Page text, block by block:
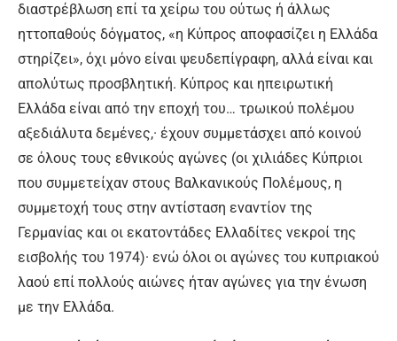
διαστρέβλωση επί τα χείρω του ούτως ή άλλως
ηττοπαθούς δόγματος, «η Κύπρος αποφασίζει η Ελλάδα
στηρίζει», όχι μόνο είναι ψευδεπίγραφη, αλλά είναι και
απολύτως προσβλητική. Κύπρος και ηπειρωτική
Ελλάδα είναι από την εποχή του… τρωικού πολέμου
αξεδιάλυτα δεμένες,· έχουν συμμετάσχει από κοινού
σε όλους τους εθνικούς αγώνες (οι χιλιάδες Κύπριοι
που συμμετείχαν στους Βαλκανικούς Πολέμους, η
συμμετοχή τους στην αντίσταση εναντίον της
Γερμανίας και οι εκατοντάδες Ελλαδίτες νεκροί της
εισβολής του 1974)· ενώ όλοι οι αγώνες του κυπριακού
λαού επί πολλούς αιώνες ήταν αγώνες για την ένωση
με την Ελλάδα.